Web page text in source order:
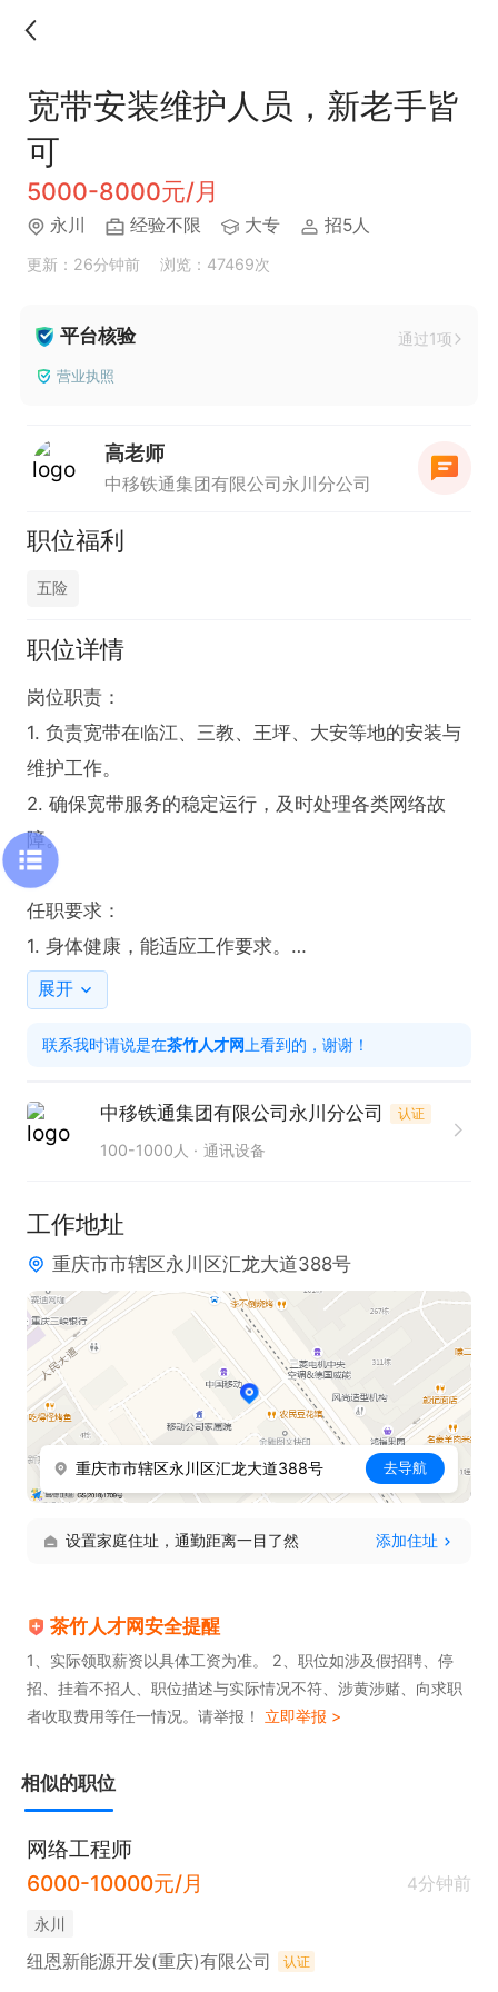
宽带安装维护人员，新老手皆
可
5000-8000元/月
永川 经验不限 大专 招5人
更新：26分钟前 浏览：47469次
平台核验 通过1项
营业执照
高老师
中移铁通集团有限公司永川分公司
职位福利
五险
职位详情
岗位职责：
1. 负责宽带在临江、三教、王坪、大安等地的安装与
维护工作。
2. 确保宽带服务的稳定运行，及时处理各类网络故
障。
任职要求：
1. 身体健康，能适应工作要求。
2. 持有摩托车驾驶证，自备交通工具。
本岗位待遇优厚，提供五险，底薪加工作量加业务提
士加入，携手共创未来！
展开
联系我时请说是在茶竹人才网 上看到的，谢谢！
中移铁通集团有限公司永川分公司 认证
100-1000人 通讯设备
工作地址
重庆市市辖区永川区汇龙大道388号
重庆市市辖区永川区汇龙大道388号 去导航
设置家庭住址，通勤距离一目了然 添加住址
茶竹人才网安全提醒
1、实际领取薪资以具体工资为准。 2、职位如涉及假招聘、停
招、挂着不招人、职位描述与实际情况不符、涉黄涉赌、向求职
者收取费用等任一情况。请举报！ 立即举报 >
相似的职位
网络工程师
6000-10000元/月
4分钟前
永川
纽恩新能源开发(重庆)有限公司 认证